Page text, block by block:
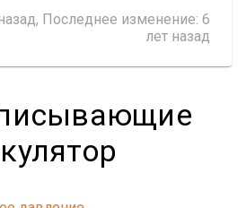
, Последнее изменение: 6
лет назад